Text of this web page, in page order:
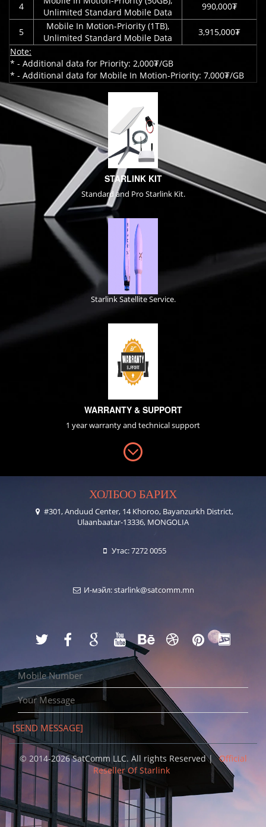
4
Unlimited Standard Mobile Data
990,000₮
5
Mobile In Motion-Priority (1TB),
Unlimited Standard Mobile Data
3,915,000₮
Note:
* - Additional data for Priority: 2,000₮/GB
* - Additional data for Mobile In Motion-Priority: 7,000₮/GB
STARLINK KIT
Standard and Pro Starlink Kit.
Starlink Satellite Service.
WARRANTY & SUPPORT
1 year warranty and technical support
ХОЛБОО БАРИХ
#301, Anduud Center, 14 Khoroo, Bayanzurkh District,
Ulaanbaatar-13336, MONGOLIA
Утас: 7272 0055
И-мэйл: starlink@satcomm.mn
© 2014-2026 SatComm LLC. All rights Reserved | Official
Reseller Of Starlink